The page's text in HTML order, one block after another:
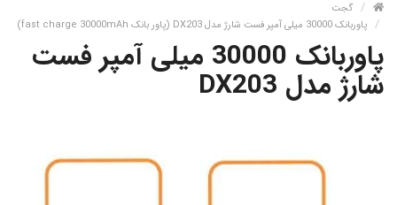
گجت
پاوربانک 30000 میلی آمپر فست شارژ مدل DX203 (پاور بانک fast charge 30000mAh)
پاوربانک 30000 میلی آمپر فست
شارژ مدل DX203